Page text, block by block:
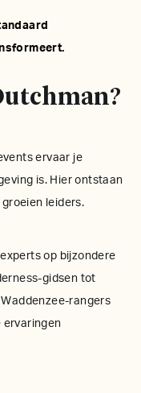
ervaar je
is. Hier ontstaan
leiders.
op bijzondere
gidsen tot
rangers
ervaringen